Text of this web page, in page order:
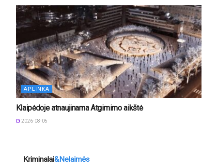
APLINKA
Klaipėdoje atnaujinama Atgimimo aikštė
2026-08-05
Kriminalai&Nelaimės